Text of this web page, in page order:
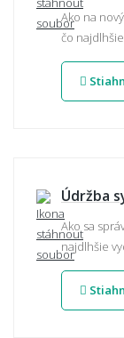
Ako na
čo najdlhšie
Údržba
Ako sa
najdlhšie